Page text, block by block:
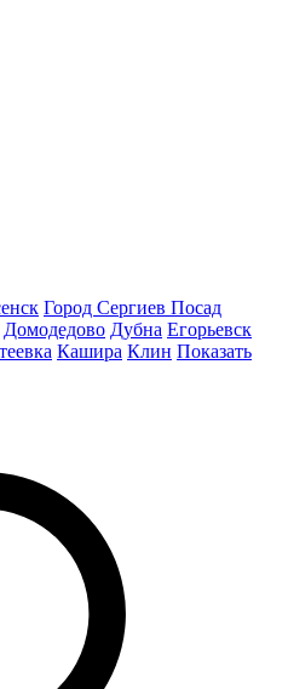
Город Сергиев Посад
Домодедово Дубна Егорьевск
Кашира Клин Показать